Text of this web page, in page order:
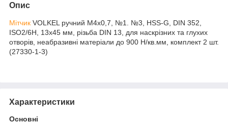
Опис
Мітчик VOLKEL ручний М4х0,7, №1. №3, HSS-G, DIN 352,
ISO2/6H, 13х45 мм, різьба DIN 13, для наскрізних та глухих
отворів, неабразивні матеріали до 900 Н/кв.мм, комплект 2 шт.
(27330-1-3)
Характеристики
Основні